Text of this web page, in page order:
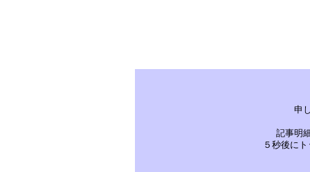
申
記事明
５秒後に